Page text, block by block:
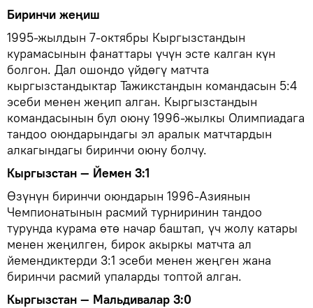
Биринчи жеңиш
1995-жылдын 7-октябры Кыргызстандын
курамасынын фанаттары үчүн эсте калган күн
болгон. Дал ошондо үйдөгү матчта
кыргызстандыктар Тажикстандын командасын 5:4
эсеби менен жеңип алган. Кыргызстандын
командасынын бул оюну 1996-жылкы Олимпиадага
тандоо оюндарындагы эл аралык матчтардын
алкагындагы биринчи оюну болчу.
Кыргызстан — Йемен 3:1
Өзүнүн биринчи оюндарын 1996-Азиянын
Чемпионатынын расмий турниринин тандоо
турунда курама өтө начар баштап, үч жолу катары
менен жеңилген, бирок акыркы матчта ал
йемендиктерди 3:1 эсеби менен жеңген жана
биринчи расмий упаларды топтой алган.
Кыргызстан — Мальдивалар 3:0